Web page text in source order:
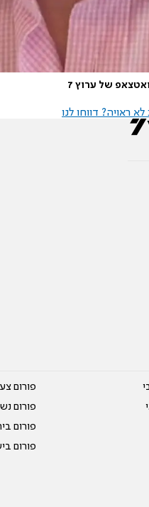
של ערוץ 7
ראויה? דווחו לנו
פורום
פורום
פורום
פורום